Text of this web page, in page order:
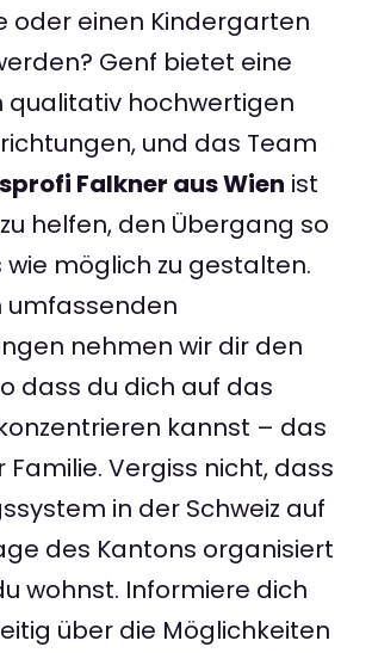
oder einen Kindergarten
Genf bietet eine
qualitativ hochwertigen
und das Team
Falkner aus Wien ist
helfen, den Übergang so
wie möglich zu gestalten.
umfassenden
nehmen wir dir den
dass du dich auf das
kannst – das
Familie. Vergiss nicht, dass
in der Schweiz auf
des Kantons organisiert
wohnst. Informiere dich
über die Möglichkeiten